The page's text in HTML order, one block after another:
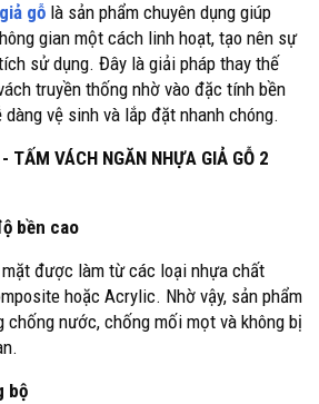
gỗ là sản phẩm chuyên dụng giúp
gian một cách linh hoạt, tạo nên sự
sử dụng. Đây là giải pháp thay thế
truyền thống nhờ vào đặc tính bền
vệ sinh và lắp đặt nhanh chóng.
TẤM VÁCH NGĂN NHỰA GIẢ GỖ 2
bền cao
được làm từ các loại nhựa chất
hoặc Acrylic. Nhờ vậy, sản phẩm
chống nước, chống mối mọt và không bị
bộ